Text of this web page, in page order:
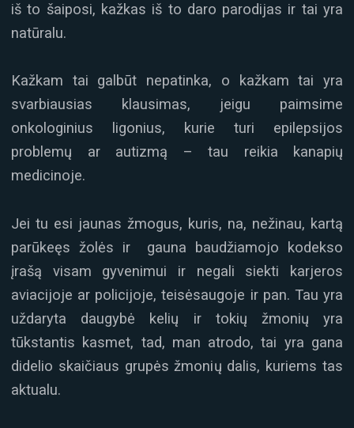
iš to šaiposi, kažkas iš to daro parodijas ir tai yra
natūralu.
Kažkam tai galbūt nepatinka, o kažkam tai yra
svarbiausias klausimas, jeigu paimsime
onkologinius ligonius, kurie turi epilepsijos
problemų ar autizmą – tau reikia kanapių
medicinoje.
Jei tu esi jaunas žmogus, kuris, na, nežinau, kartą
parūkeęs žolės ir gauna baudžiamojo kodekso
įrašą visam gyvenimui ir negali siekti karjeros
aviacijoje ar policijoje, teisėsaugoje ir pan. Tau yra
uždaryta daugybė kelių ir tokių žmonių yra
tūkstantis kasmet, tad, man atrodo, tai yra gana
didelio skaičiaus grupės žmonių dalis, kuriems tas
aktualu.